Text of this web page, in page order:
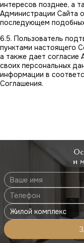
интересов позднее, а
Администрации Сайта
последующем
6.5. Пользователь
пунктами настоящего
а также дает согласие
своих персональных
информации в
Соглашения.
и
Жилой комплекс